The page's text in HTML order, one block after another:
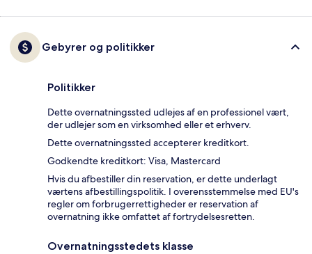
Gebyrer og politikker
Politikker
Dette overnatningssted udlejes af en professionel vært,
der udlejer som en virksomhed eller et erhverv.
Dette overnatningssted accepterer kreditkort.
Godkendte kreditkort: Visa, Mastercard
Hvis du afbestiller din reservation, er dette underlagt
værtens afbestillingspolitik. I overensstemmelse med EU's
regler om forbrugerrettigheder er reservation af
overnatning ikke omfattet af fortrydelsesretten.
Overnatningsstedets klasse